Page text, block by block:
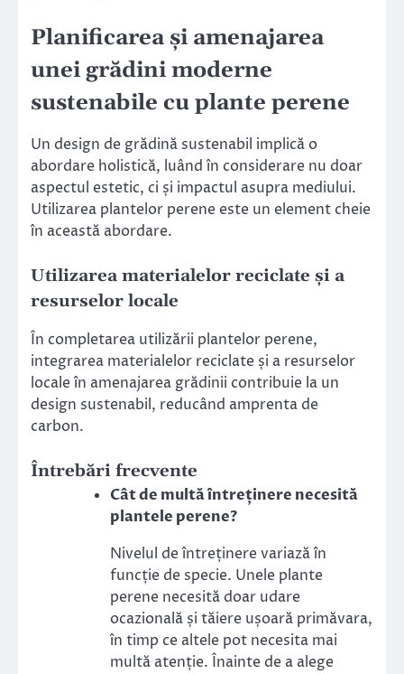
Planificarea și amenajarea
unei grădini moderne
sustenabile cu plante perene
Un design de grădină sustenabil implică o
abordare holistică, luând în considerare nu doar
aspectul estetic, ci și impactul asupra mediului.
Utilizarea plantelor perene este un element cheie
în această abordare.
Utilizarea materialelor reciclate și a
resurselor locale
În completarea utilizării plantelor perene,
integrarea materialelor reciclate și a resurselor
locale în amenajarea grădinii contribuie la un
design sustenabil, reducând amprenta de
carbon.
Întrebări frecvente
Cât de multă întreținere necesită
plantele perene?
Nivelul de întreținere variază în
funcție de specie. Unele plante
perene necesită doar udare
ocazională și tăiere ușoară primăvara,
în timp ce altele pot necesita mai
multă atenție. Înainte de a alege